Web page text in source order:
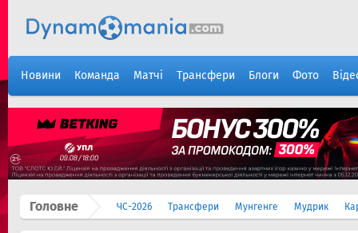
Новини Команда Матчі Трансфери Блоги Фото
Головне ЧС-2026 Трансфери Мунгенге Мудрик